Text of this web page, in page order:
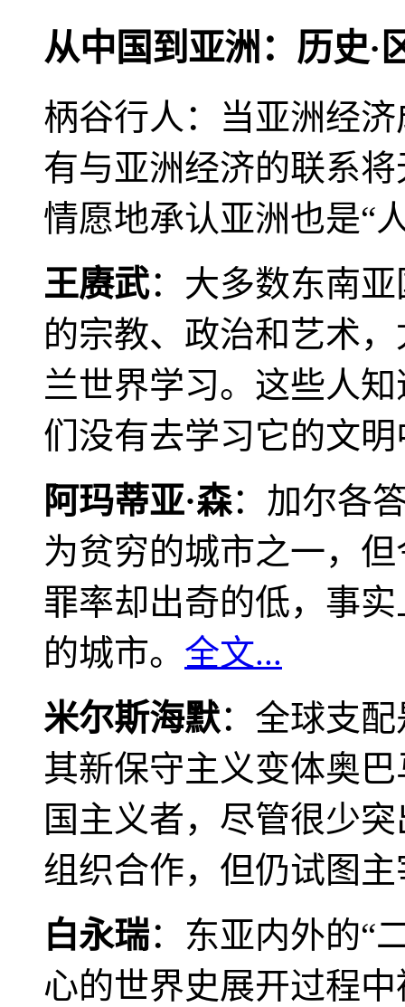
从中国到亚洲：历史·
柄谷行人：当亚洲经
有与亚洲经济的联系
情愿地承认亚洲也是“
王赓武：大多数东南
的宗教、政治和艺术
兰世界学习。这些人
们没有去学习它的文
阿玛蒂亚·森：加尔各
为贫穷的城市之一，
罪率却出奇的低，事
的城市。 全文...
米尔斯海默：全球支
其新保守主义变体奥
国主义者，尽管很少
组织合作，但仍试图
白永瑞：东亚内外的“
心的世界史展开过程